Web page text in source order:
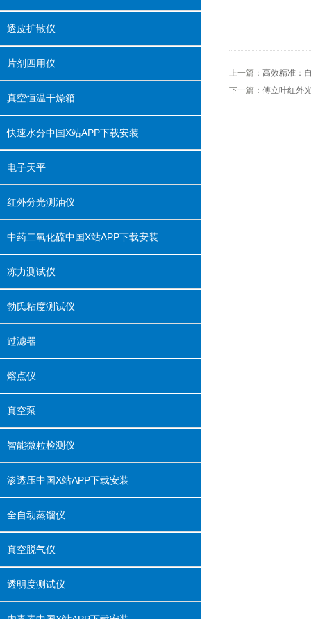
透皮扩散仪
片剂四用仪
真空恒温干燥箱
快速水分中国X站APP下载安装
电子天平
红外分光测油仪
中药二氧化硫中国X站APP下载安装
冻力测试仪
勃氏粘度测试仪
过滤器
熔点仪
真空泵
智能微粒检测仪
渗透压中国X站APP下载安装
全自动蒸馏仪
真空脱气仪
透明度测试仪
上一篇： 高效精准
下一篇： 傅立叶红外光